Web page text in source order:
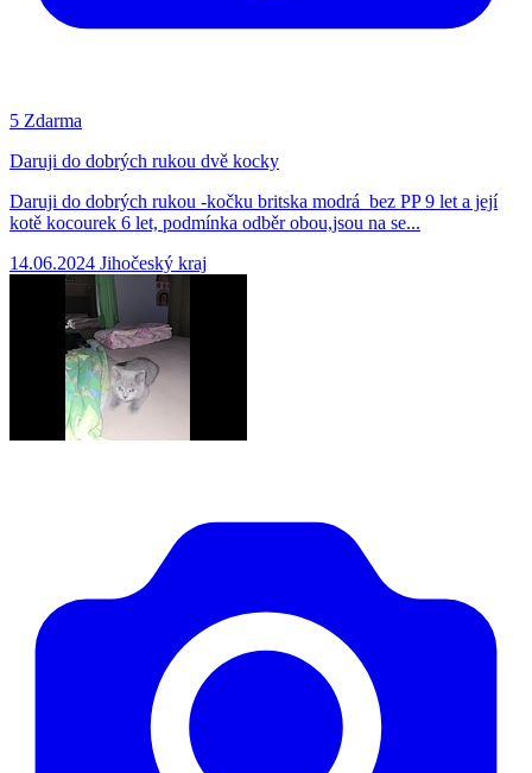
5 Zdarma
Daruji do dobrých rukou dvě kocky
Daruji do dobrých rukou -kočku britska modrá bez PP 9 let a její
kotě kocourek 6 let, podmínka odběr obou,jsou na se...
14.06.2024 Jihočeský kraj